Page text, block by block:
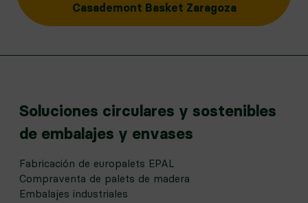
Casademont Basket Zaragoza
Soluciones circulares y sostenibles
de embalajes y envases
Fabricación de europalets EPAL
Compraventa de palets de madera
Embalajes industriales